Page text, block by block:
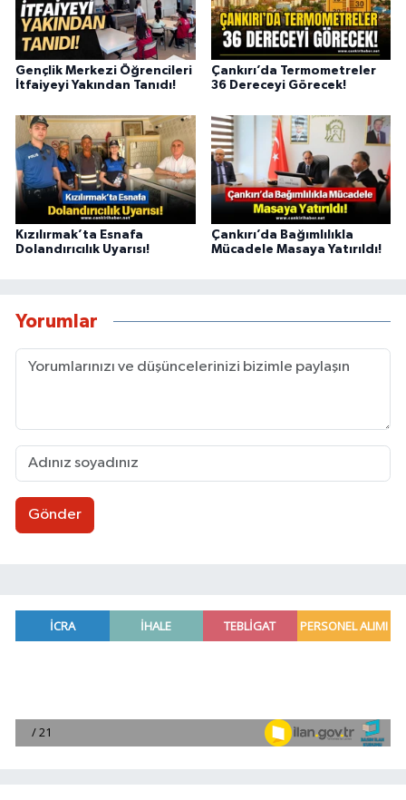
Gençlik Merkezi Öğrencileri
İtfaiyeyi Yakından Tanıdı!
Çankırı’da Termometreler
36 Dereceyi Görecek!
Kızılırmak’ta Esnafa
Dolandırıcılık Uyarısı!
Çankırı’da Bağımlılıkla
Mücadele Masaya Yatırıldı!
Yorumlar
Gönder